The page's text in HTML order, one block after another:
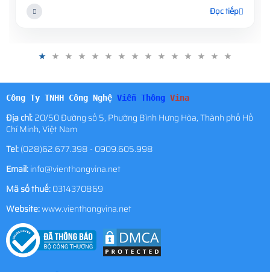
đến nhà xưởng ....
Đọc tiếp
Công Ty TNHH Công Nghệ Viễn Thông Vina
Địa chỉ:20/50 Đường số 5, Phường Bình Hưng Hòa, Thành phố Hồ
Chí Minh, Việt Nam
Tel:(028)62.677.398 - 0909.605.998
Email:info@vienthongvina.net
Mã số thuế:0314370869
Website:www.vienthongvina.net